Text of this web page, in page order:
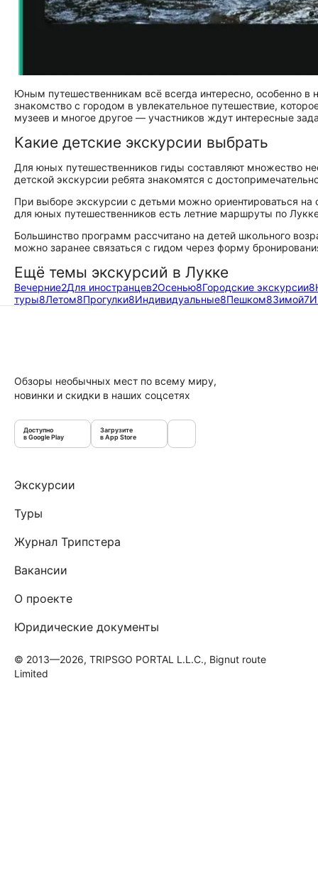
Юным путешественникам всё всегда интересно, особенно в
знакомство с городом в увлекательное путешествие,
музеев и многое другое — участников ждут интересные
Какие детские экскурсии выбрать
Для юных путешественников гиды составляют множество
детской экскурсии ребята знакомятся с
При выборе экскурсии с детьми можно ориентироваться
для юных путешественников есть летние маршруты по
Большинство программ рассчитано на детей школьного
можно заранее связаться с гидом через форму
Ещё темы экскурсий в Лукке
Вечерние2Для иностранцев2Осенью8Городские экскурсии8
туры8Летом8Прогулки8Индивидуальные8Пешком8Зимой7
Обзоры необычных мест по всему миру,
новинки и скидки в наших соцсетях
Доступно
в Google Play
Загрузите
в App Store
Экскурсии
Туры
Журнал Трипстера
Вакансии
О проекте
Юридические документы
© 2013—2026, TRIPSGO PORTAL L.L.C., Bignut route
Limited